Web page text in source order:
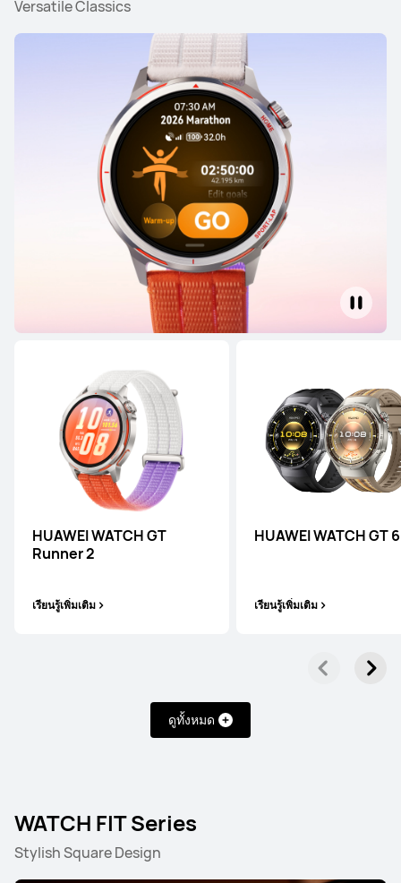
Versatile Classics
HUAWEI WATCH GT
Runner 2
เรียนรู้เพิ่มเติม
HUAWEI WATCH GT
เรียนรู้เพิ่มเติม
ดูทั้งหมด
WATCH FIT Series
Stylish Square Design